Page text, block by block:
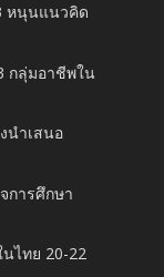
หนุนแนวคิด
กลุ่มอาชีพใน
นำเสนอ
การศึกษา
นไทย 20-22